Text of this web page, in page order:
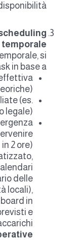
temporale
si
in base a:
(es.
legale)
in 2 ore)
delle
locali),
in
e